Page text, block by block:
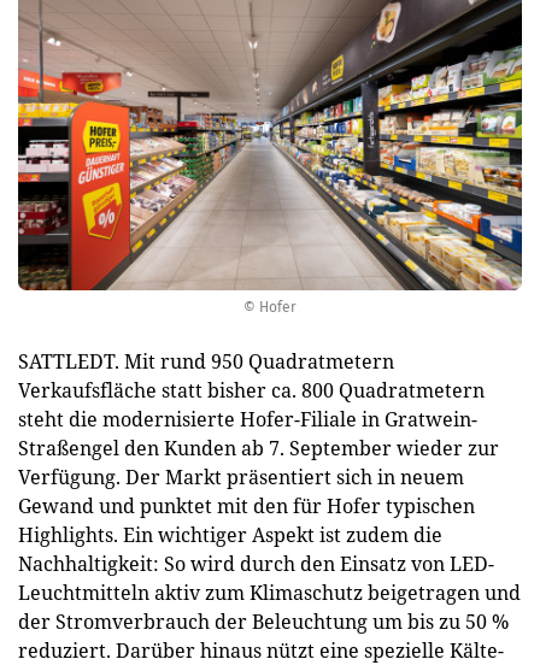
© Hofer
SATTLEDT. Mit rund 950 Quadratmetern
Verkaufsfläche statt bisher ca. 800 Quadratmetern
steht die modernisierte Hofer-Filiale in Gratwein-
Straßengel den Kunden ab 7. September wieder zur
Verfügung. Der Markt präsentiert sich in neuem
Gewand und punktet mit den für Hofer typischen
Highlights. Ein wichtiger Aspekt ist zudem die
Nachhaltigkeit: So wird durch den Einsatz von LED-
Leuchtmitteln aktiv zum Klimaschutz beigetragen und
der Stromverbrauch der Beleuchtung um bis zu 50 %
reduziert. Darüber hinaus nützt eine spezielle Kälte-